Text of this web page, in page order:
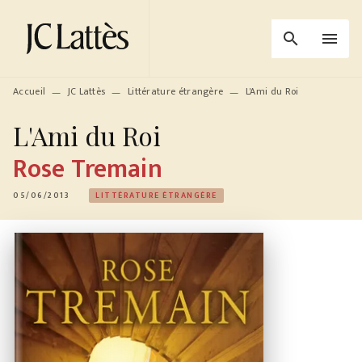
MENU RECHERCHE
PIED DE PAGE
search menu
Accueil — JC Lattès — Littérature étrangère — L'Ami du Roi
L'Ami du Roi
Rose Tremain
05/06/2013 LITTÉRATURE ÉTRANGÈRE